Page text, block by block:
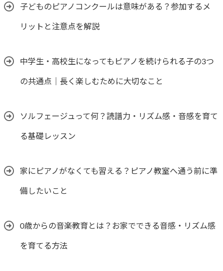
子どものピアノコンクールは意味がある？参加するメ
リットと注意点を解説
中学生・高校生になってもピアノを続けられる子の3つ
の共通点｜長く楽しむために大切なこと
ソルフェージュって何？読譜力・リズム感・音感を育て
る基礎レッスン
家にピアノがなくても習える？ピアノ教室へ通う前に準
備したいこと
0歳からの音楽教育とは？お家でできる音感・リズム感
を育てる方法